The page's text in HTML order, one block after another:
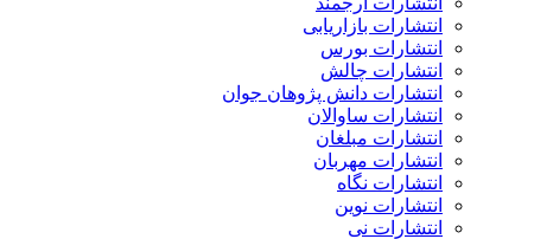
انتشارات بازاریابی
انتشارات بورس
انتشارات چالش
انتشارات دانش پژوهان جوان
انتشارات ساوالان
انتشارات مبلغان
انتشارات مهربان
انتشارات نگاه
انتشارات نوین
انتشارات نی